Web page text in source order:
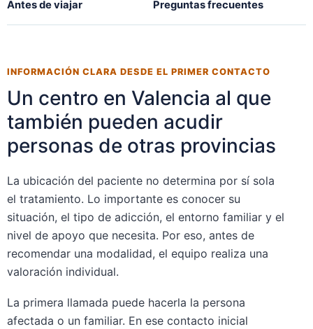
Antes de viajar
Preguntas frecuentes
INFORMACIÓN CLARA DESDE EL PRIMER CONTACTO
Un centro en Valencia al que
también pueden acudir
personas de otras provincias
La ubicación del paciente no determina por sí sola
el tratamiento. Lo importante es conocer su
situación, el tipo de adicción, el entorno familiar y el
nivel de apoyo que necesita. Por eso, antes de
recomendar una modalidad, el equipo realiza una
valoración individual.
La primera llamada puede hacerla la persona
afectada o un familiar. En ese contacto inicial